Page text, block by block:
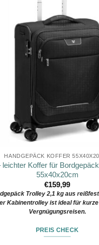
HANDGEPÄCK KOFFER
leichter Koffer für
55x40x20cm
€159,99
Trolley 2,1 kg aus
Kabinentrolley ist ideal für
Vergnügungsreisen.
PREIS CHECK